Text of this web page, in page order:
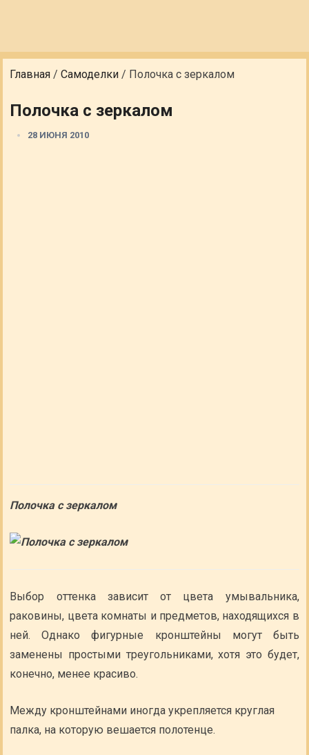
Главная /Самоделки / Полочка с зеркалом
Полочка с зеркалом
28 ИЮНЯ 2010
Полочка с зеркалом
Выбор оттенка зависит от цвета умывальника,
раковины, цвета комнаты и предметов, находящихся в
ней. Однако фигурные кронштейны могут быть
заменены простыми треугольниками, хотя это будет,
конечно, менее красиво.
Между кронштейнами иногда укрепляется круглая
палка, на которую вешается полотенце.